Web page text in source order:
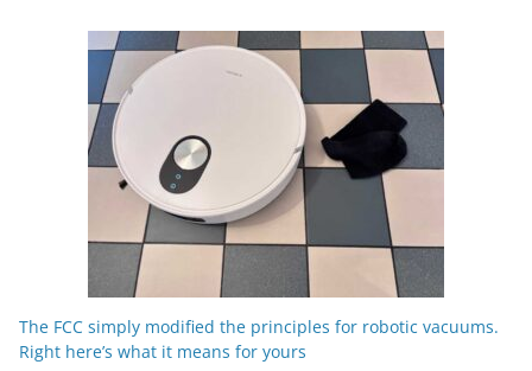
The FCC simply modified the principles for robotic vacuums.
Right here’s what it means for yours